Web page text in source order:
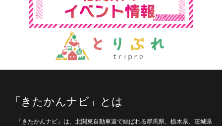
「きたかんナビ」とは
「きたかんナビ」は、北関東自動車道で結ばれる群馬県、栃木県、茨城県